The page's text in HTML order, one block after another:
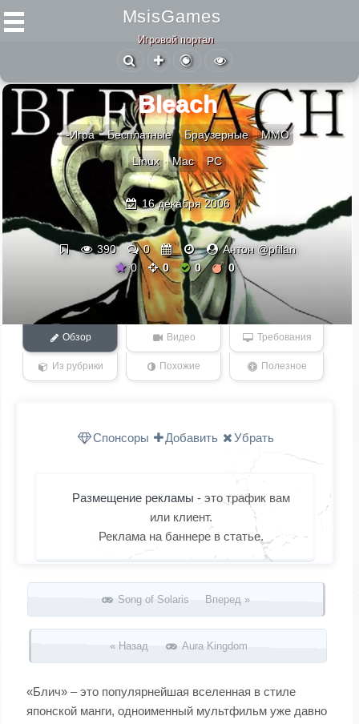
MsisGames
Игровой портал
Bleach
-Игра Бесплатные Браузерные ММО
Linux Mac PC
16 декабря 2006
390 0
Антон @pfilan
0
0 0 0
Обзор Видео Требования
Из рубрики Похожие Полезное
Спонсоры Добавить Убрать
Размещение рекламы - это трафик вам
или клиент.
Реклама на баннере в статье.
Запись навигация
Song of Solaris Вперед »
« Назад Aura Kingdom
«Блич» – это популярнейшая вселенная в стиле
японской манги, одноименный мультфильм уже давно